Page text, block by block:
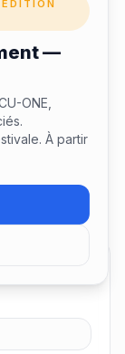
à poser
—
ONE,
À partir